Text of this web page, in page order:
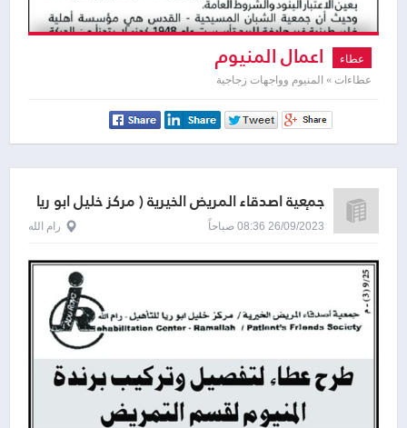
عطاء اعمال المنيوم
عطاءات » المنيوم وواجهات زجاجية
جمعية اصدقاء المريض الخيرية ( مركز خليل ابو ريا
للتأهيل )
26/09/2023 08:36 صباحاً رام الله